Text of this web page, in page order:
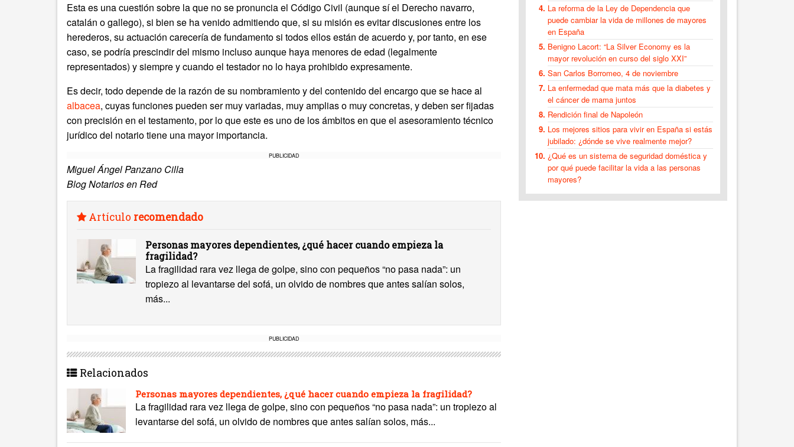
Esta es una cuestión sobre la que no se pronuncia el Código Civil (aunque sí el Derecho navarro,
catalán o gallego), si bien se ha venido admitiendo que, si su misión es evitar discusiones entre los
herederos, su actuación carecería de fundamento si todos ellos están de acuerdo y, por tanto, en ese
caso, se podría prescindir del mismo incluso aunque haya menores de edad (legalmente
representados) y siempre y cuando el testador no lo haya prohibido expresamente.
Es decir, todo depende de la razón de su nombramiento y del contenido del encargo que se hace al
albacea, cuyas funciones pueden ser muy variadas, muy amplias o muy concretas, y deben ser fijadas
con precisión en el testamento, por lo que este es uno de los ámbitos en que el asesoramiento técnico
jurídico del notario tiene una mayor importancia.
PUBLICIDAD
Miguel Ángel Panzano Cilla
Blog Notarios en Red
Artículo recomendado
Personas mayores dependientes, ¿qué hacer cuando empieza la
fragilidad?
La fragilidad rara vez llega de golpe, sino con pequeños “no pasa nada”: un
tropiezo al levantarse del sofá, un olvido de nombres que antes salían solos,
más...
PUBLICIDAD
Relacionados
Personas mayores dependientes, ¿qué hacer cuando empieza la fragilidad?
La fragilidad rara vez llega de golpe, sino con pequeños “no pasa nada”: un tropiezo al
levantarse del sofá, un olvido de nombres que antes salían solos, más...
La reforma de la Ley de Dependencia que
puede cambiar la vida de millones de mayores
en España
Benigno Lacort: “La Silver Economy es la
mayor revolución en curso del siglo XXI”
San Carlos Borromeo, 4 de noviembre
La enfermedad que mata más que la diabetes y
el cáncer de mama juntos
Rendición final de Napoleón
Los mejores sitios para vivir en España si estás
jubilado: ¿dónde se vive realmente mejor?
¿Qué es un sistema de seguridad doméstica y
por qué puede facilitar la vida a las personas
mayores?